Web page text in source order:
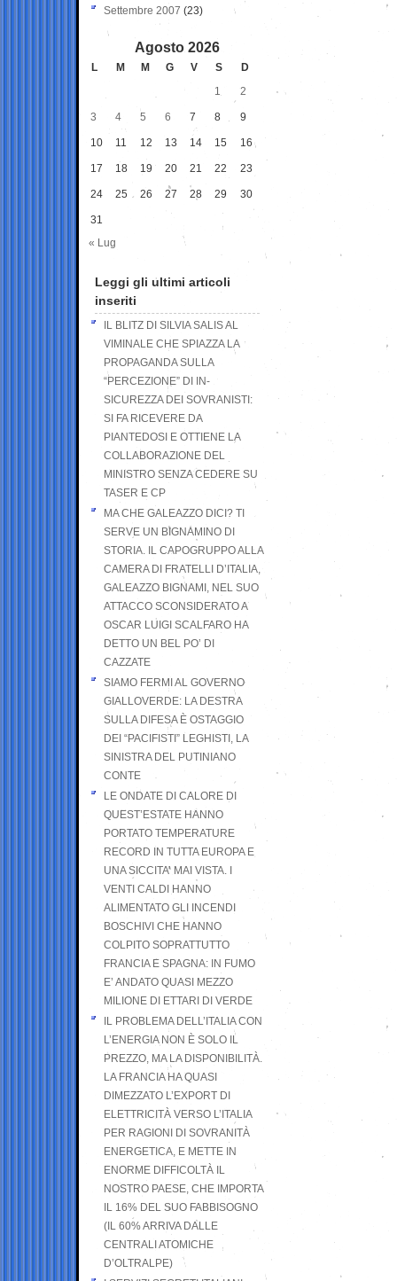
Settembre 2007 (23)
Agosto 2026
L M M G V S
D
1
2
3 4 5 6 7 8 9
10 11 12 13 14 15 16
17 18 19 20 21 22 23
24 25 26 27 28 29 30
31
« Lug
Leggi gli ultimi articoli
inseriti
IL BLITZ DI SILVIA SALIS AL
VIMINALE CHE SPIAZZA LA
PROPAGANDA SULLA
“PERCEZIONE” DI IN-
SICUREZZA DEI SOVRANISTI:
SI FA RICEVERE DA
PIANTEDOSI E OTTIENE LA
COLLABORAZIONE DEL
MINISTRO SENZA CEDERE SU
TASER E CP
MA CHE GALEAZZO DICI? TI
SERVE UN BIGNAMINO DI
STORIA. IL CAPOGRUPPO ALLA
CAMERA DI FRATELLI D’ITALIA,
GALEAZZO BIGNAMI, NEL SUO
ATTACCO SCONSIDERATO A
OSCAR LUIGI SCALFARO HA
DETTO UN BEL PO’ DI
CAZZATE
SIAMO FERMI AL GOVERNO
GIALLOVERDE: LA DESTRA
SULLA DIFESA È OSTAGGIO
DEI “PACIFISTI” LEGHISTI, LA
SINISTRA DEL PUTINIANO
CONTE
LE ONDATE DI CALORE DI
QUEST’ESTATE HANNO
PORTATO TEMPERATURE
RECORD IN TUTTA EUROPA E
UNA SICCITA’ MAI VISTA. I
VENTI CALDI HANNO
ALIMENTATO GLI INCENDI
BOSCHIVI CHE HANNO
COLPITO SOPRATTUTTO
FRANCIA E SPAGNA: IN FUMO
E’ ANDATO QUASI MEZZO
MILIONE DI ETTARI DI VERDE
IL PROBLEMA DELL’ITALIA CON
L’ENERGIA NON È SOLO IL
PREZZO, MA LA DISPONIBILITÀ.
LA FRANCIA HA QUASI
DIMEZZATO L’EXPORT DI
ELETTRICITÀ VERSO L’ITALIA
PER RAGIONI DI SOVRANITÀ
ENERGETICA, E METTE IN
ENORME DIFFICOLTÀ IL
NOSTRO PAESE, CHE IMPORTA
IL 16% DEL SUO FABBISOGNO
(IL 60% ARRIVA DALLE
CENTRALI ATOMICHE
D’OLTRALPE)